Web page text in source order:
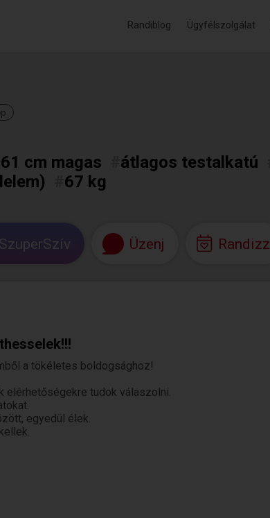
Randiblog Ügyfélszolgálat
cm magas átlagos testalkatú
67 kg
SzuperSzív Üzenj Randizz
a tökéletes boldogsághoz!
elérhetőségekre tudok válaszolni.
egyedül élek.